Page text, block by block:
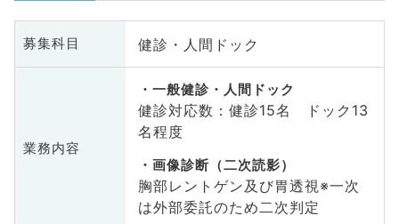
募集科目 健診・人間ドック
業務内容
一般健診・人間ドック
健診対応数：健診15名 ドック13
名程度
画像診断（二次読影）
胸部レントゲン及び胃透視※一次
は外部委託のため二次判定